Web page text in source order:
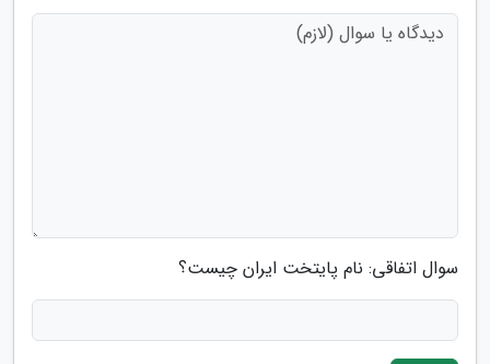
سوال اتفاقی: نام پایتخت ایران چیست؟